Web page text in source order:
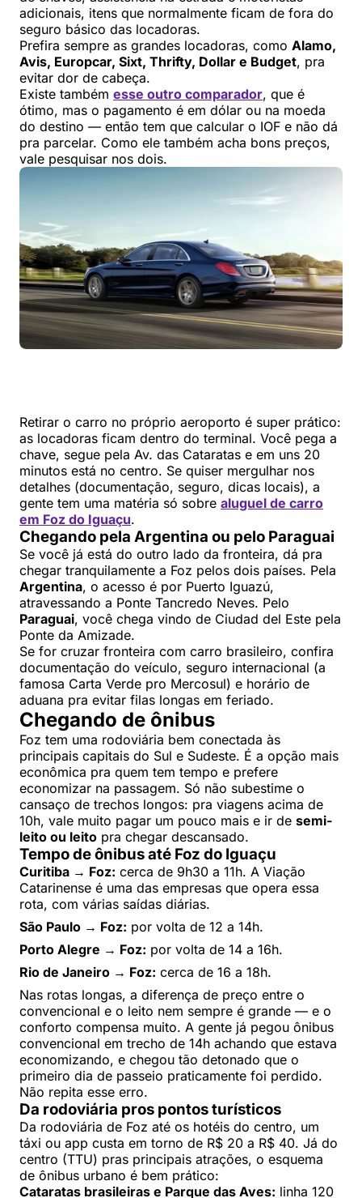
adicionais, itens que normalmente ficam de fora do
seguro básico das locadoras.
Prefira sempre as grandes locadoras, como Alamo,
Avis, Europcar, Sixt, Thrifty, Dollar e Budget, pra
evitar dor de cabeça.
Existe também esse outro comparador, que é
ótimo, mas o pagamento é em dólar ou na moeda
do destino — então tem que calcular o IOF e não dá
pra parcelar. Como ele também acha bons preços,
vale pesquisar nos dois.
Retirar o carro no próprio aeroporto é super prático:
as locadoras ficam dentro do terminal. Você pega a
chave, segue pela Av. das Cataratas e em uns 20
minutos está no centro. Se quiser mergulhar nos
detalhes (documentação, seguro, dicas locais), a
gente tem uma matéria só sobre aluguel de carro
em Foz do Iguaçu.
Chegando pela Argentina ou pelo Paraguai
Se você já está do outro lado da fronteira, dá pra
chegar tranquilamente a Foz pelos dois países. Pela
Argentina, o acesso é por Puerto Iguazú,
atravessando a Ponte Tancredo Neves. Pelo
Paraguai, você chega vindo de Ciudad del Este pela
Ponte da Amizade.
Se for cruzar fronteira com carro brasileiro, confira
documentação do veículo, seguro internacional (a
famosa Carta Verde pro Mercosul) e horário de
aduana pra evitar filas longas em feriado.
Chegando de ônibus
Foz tem uma rodoviária bem conectada às
principais capitais do Sul e Sudeste. É a opção mais
econômica pra quem tem tempo e prefere
economizar na passagem. Só não subestime o
cansaço de trechos longos: pra viagens acima de
10h, vale muito pagar um pouco mais e ir de semi-
leito ou leito pra chegar descansado.
Tempo de ônibus até Foz do Iguaçu
Curitiba → Foz: cerca de 9h30 a 11h. A Viação
Catarinense é uma das empresas que opera essa
rota, com várias saídas diárias.
São Paulo → Foz: por volta de 12 a 14h.
Porto Alegre → Foz: por volta de 14 a 16h.
Rio de Janeiro → Foz: cerca de 16 a 18h.
Nas rotas longas, a diferença de preço entre o
convencional e o leito nem sempre é grande — e o
conforto compensa muito. A gente já pegou ônibus
convencional em trecho de 14h achando que estava
economizando, e chegou tão detonado que o
primeiro dia de passeio praticamente foi perdido.
Não repita esse erro.
Da rodoviária pros pontos turísticos
Da rodoviária de Foz até os hotéis do centro, um
táxi ou app custa em torno de R$ 20 a R$ 40. Já do
centro (TTU) pras principais atrações, o esquema
de ônibus urbano é bem prático:
Cataratas brasileiras e Parque das Aves: linha 120